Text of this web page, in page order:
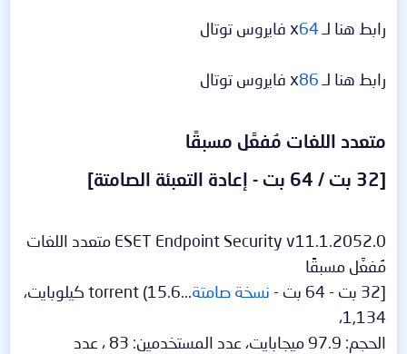
رابط هنا لـ x 64 فايروس توتال
رابط هنا لـ x 86 فايروس توتال
متعدد اللغات مُفعَّل مسبقًا​
[32 بت / 64 بت - إعادة التعبئة الصامتة]​
ESET Endpoint Security v11.1.2052.0 متعدد اللغات
مُفعَّل مسبقًا
[32 بت - 64 بت -
نسخة صامتة
...torrent (15.6 كيلوبايت،
1,134،
الحجم: 97.9 ميجابايت، عدد المستخدمين: 83 ، عدد